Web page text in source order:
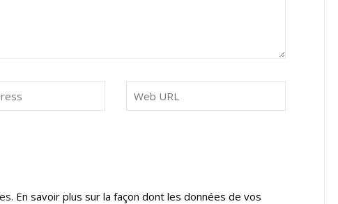
En savoir plus sur la façon dont les données de vos